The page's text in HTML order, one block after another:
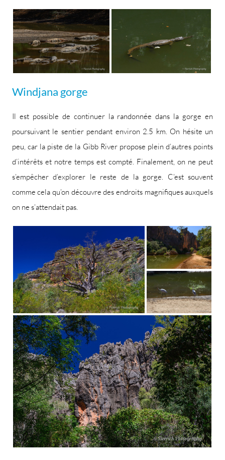
Windjana gorge
Il est possible de continuer la randonnée dans la gorge en
poursuivant le sentier pendant environ 2.5 km. On hésite un
peu, car la piste de la Gibb River propose plein d’autres points
d’intérêts et notre temps est compté. Finalement, on ne peut
s’empêcher d’explorer le reste de la gorge. C’est souvent
comme cela qu’on découvre des endroits magnifiques auxquels
on ne s’attendait pas.